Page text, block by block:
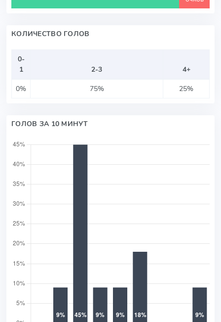
КОЛИЧЕСТВО ГОЛОВ
0-
1
2-3
4+
0%
75% 25%
ГОЛОВ ЗА 10 МИНУТ